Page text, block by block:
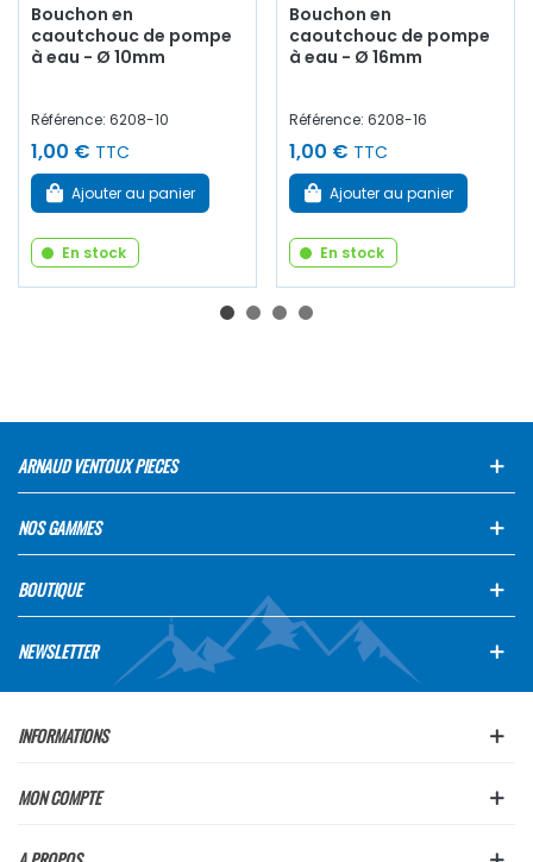
Bouchon en
caoutchouc de pompe
à eau - Ø 10mm
Référence: 6208-10
1,00 € TTC
Ajouter au panier
En stock
Bouchon en
caoutchouc de pompe
à eau - Ø 16mm
Référence: 6208-16
1,00 € TTC
Ajouter au panier
En stock
ARNAUD VENTOUX PIECES
NOS GAMMES
BOUTIQUE
NEWSLETTER
INFORMATIONS
MON COMPTE